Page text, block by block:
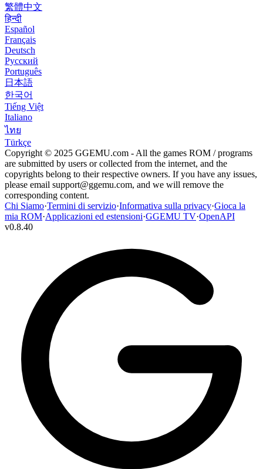
繁體中文
हिन्दी
Español
Français
Deutsch
Русский
Português
日本語
한국어
Tiếng Việt
Italiano
ไทย
Türkçe
Copyright © 2025 GGEMU.com - All the games ROM / programs
are submitted by users or collected from the internet, and the
copyrights belong to their respective owners. If you have any issues,
please email support@ggemu.com, and we will remove the
corresponding content.
Chi Siamo·Termini di servizio·Informativa sulla privacy·Gioca la
mia ROM·Applicazioni ed estensioni·GGEMU TV·OpenAPI
v0.8.40